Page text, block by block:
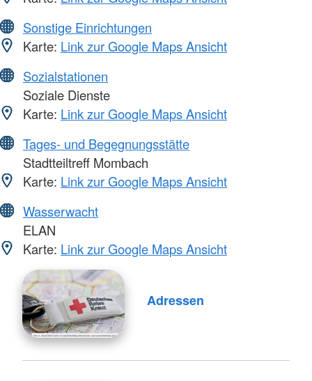
Sonstige Einrichtungen
Karte: Link zur Google Maps Ansicht
Sozialstationen
Soziale Dienste
Karte: Link zur Google Maps Ansicht
Tages- und Begegnungsstätte
Stadtteiltreff Mombach
Karte: Link zur Google Maps Ansicht
Wasserwacht
ELAN
Karte: Link zur Google Maps Ansicht
Adressen